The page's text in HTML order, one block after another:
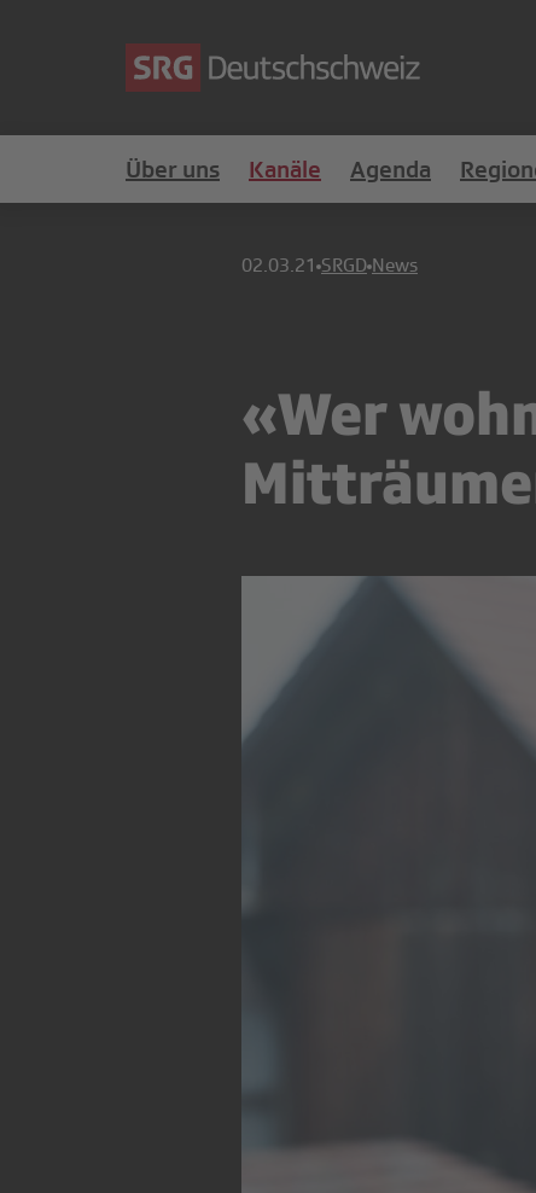
Über uns Kanäle Agenda
02.03.21 SRGD News
«Wer